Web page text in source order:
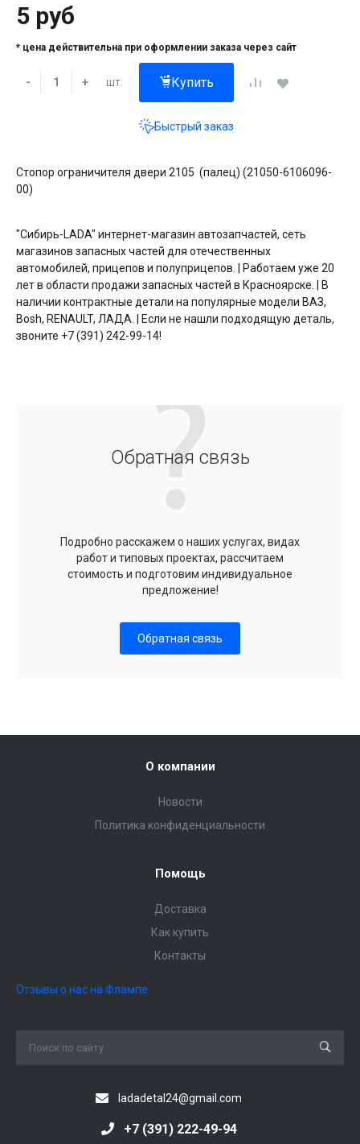
5 руб
* цена действительна при оформлении заказа через сайт
- + шт. Купить
Быстрый заказ
Стопор ограничителя двери 2105 (палец) (21050-6106096-
00)
"Сибирь-LADA" интернет-магазин автозапчастей, сеть
магазинов запасных частей для отечественных
автомобилей, прицепов и полуприцепов. | Работаем уже 20
лет в области продажи запасных частей в Красноярске. | В
наличии контрактные детали на популярные модели ВАЗ,
Bosh, RENAULT, ЛАДА. | Если не нашли подходящую деталь,
звоните +7 (391) 242-99-14!
Обратная связь
Подробно расскажем о наших услугах, видах
работ и типовых проектах, рассчитаем
стоимость и подготовим индивидуальное
предложение!
Обратная связь
О компании
Новости
Политика конфиденциальности
Помощь
Доставка
Как купить
Контакты
Отзывы о нас на Флампе
ladadetal24@gmail.com
+7 (391) 222-49-94